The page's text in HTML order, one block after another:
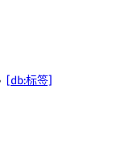
[db:标签]